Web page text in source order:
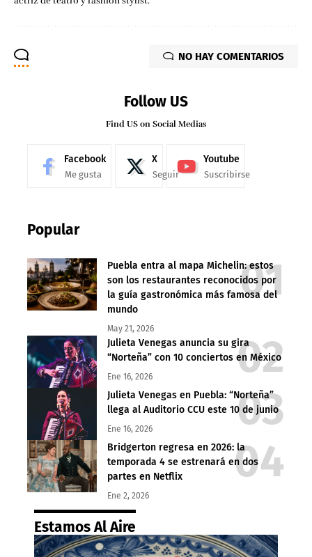
NO HAY COMENTARIOS
Follow US
Find US on Social Medias
Facebook
Me gusta
X
Seguir
Youtube
Suscribirse
Popular
Puebla entra al mapa Michelin: estos
son los restaurantes reconocidos por
la guía gastronómica más famosa del
mundo
May 21, 2026
Julieta Venegas anuncia su gira
“Norteña” con 10 conciertos en México
Ene 16, 2026
Julieta Venegas en Puebla: “Norteña”
llega al Auditorio CCU este 10 de junio
Ene 16, 2026
Bridgerton regresa en 2026: la
temporada 4 se estrenará en dos
partes en Netflix
Ene 2, 2026
Estamos Al Aire